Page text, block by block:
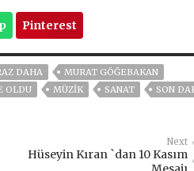
Pinterest
DAHA
MURAT GÖĞEBAKAN
OLDU
MÜZIK SANAT
SON
Next
Hüseyin Kıran `dan 10 Kasım